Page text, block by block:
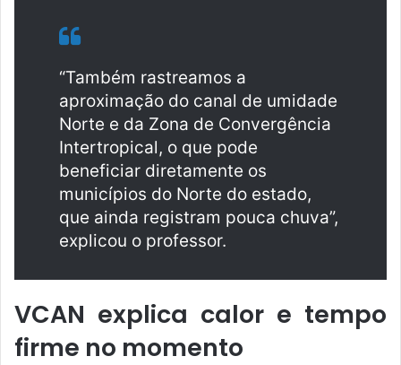
“Também rastreamos a
aproximação do canal de umidade
Norte e da Zona de Convergência
Intertropical, o que pode
beneficiar diretamente os
municípios do Norte do estado,
que ainda registram pouca chuva”,
explicou o professor.
VCAN explica calor e tempo
firme no momento